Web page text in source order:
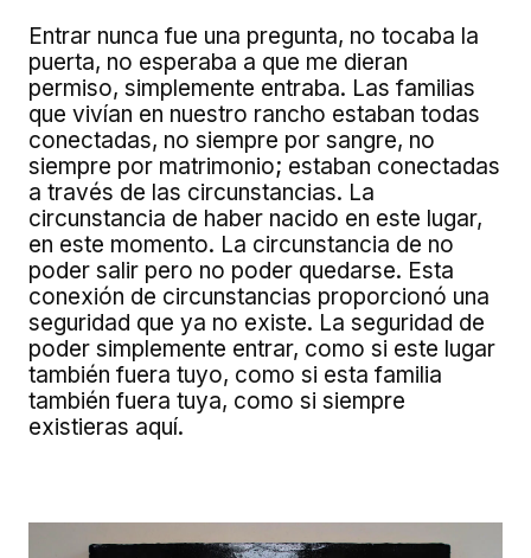
Entrar nunca fue una pregunta, no tocaba la
puerta, no esperaba a que me dieran
permiso, simplemente entraba. Las familias
que vivían en nuestro rancho estaban todas
conectadas, no siempre por sangre, no
siempre por matrimonio; estaban conectadas
a través de las circunstancias. La
circunstancia de haber nacido en este lugar,
en este momento. La circunstancia de no
poder salir pero no poder quedarse. Esta
conexión de circunstancias proporcionó una
seguridad que ya no existe. La seguridad de
poder simplemente entrar, como si este lugar
también fuera tuyo, como si esta familia
también fuera tuya, como si siempre
existieras aquí.
Image